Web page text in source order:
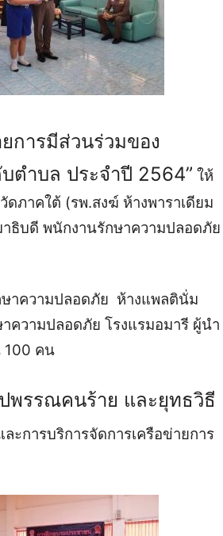
การมีส่วนร่วมของ
ตำบล ประจำปี 2564” ให้
ภาคใต้ (รพ.สงฆ์ ห้างพาราเดียม
ธิบดี พนักงานรักษาความปลอดภัย
าความปลอดภัย ห้างแพลตินั่ม
ความปลอดภัย โรงแรมอมารี ผู้นำ
คน
พรรณคนร้าย และยุทธวิธี
ละการบริการจัดการเครือข่ายการ